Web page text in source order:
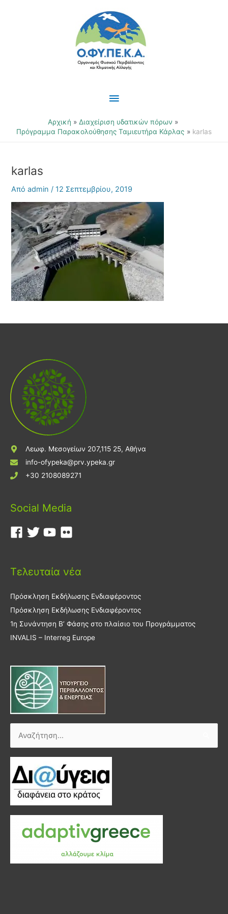
Κύριο
Μενού
Αρχική
Διαχείριση υδατικών πόρων
Πρόγραμμα Παρακολούθησης Ταμιευτήρα Κάρλας
karlas
karlas
Απόadmin/12 Σεπτεμβρίου, 2019
Λεωφ. Μεσογείων 207,115 25, Αθήνα
info-ofypeka@prv.ypeka.gr
+30 2108089271
Social Media
Τελευταία νέα
Πρόσκληση Εκδήλωσης Ενδιαφέροντος
Πρόσκληση Εκδήλωσης Ενδιαφέροντος
1η Συνάντηση Β’ Φάσης στο πλαίσιο του Προγράμματος
INVALIS – Interreg Europe
Αναζήτηση